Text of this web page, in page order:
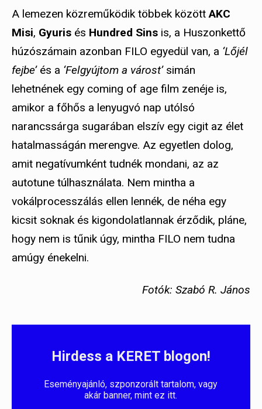
A lemezen közreműködik többek között AKC
Misi, Gyuris és Hundred Sins is, a Huszonkettő
húzószámain azonban FILO egyedül van, a ‘Lőjél
fejbe’és a ‘Felgyújtom a várost’simán
lehetnének egy coming of age film zenéje is,
amikor a főhős a lenyugvó nap utólsó
narancssárga sugarában elszív egy cigit az élet
hatalmasságán merengve. Az egyetlen dolog,
amit negatívumként tudnék mondani, az az
autotune túlhasználata. Nem mintha a
vokálprocesszálás ellen lennék, de néha egy
kicsit soknak és kigondolatlannak érződik, pláne,
hogy nem is tűnik úgy, mintha FILO nem tudna
amúgy énekelni.
Fotók: Szabó R. János
Hirdess a KERET blogon!
Eseményajánló, szponzorált tartalom, vagy
akár banner, mint ez itt.